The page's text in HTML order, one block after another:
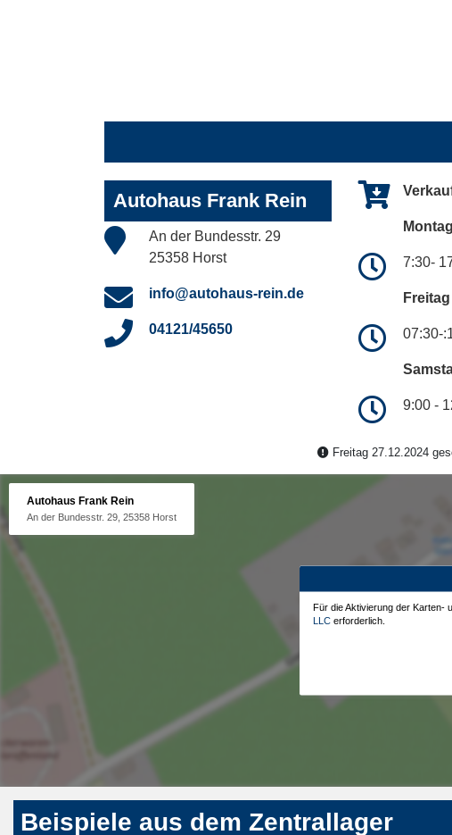
Autohaus Frank Rein
An der Bundesstr. 29
25358 Horst
info@autohaus-rein.de
04121/45650
7:30-
Freitag
07:30-
9:00 -
Freitag 27.12.2024
Autohaus Frank Rein
An der Bundesstr. 29, 25358 Horst
Für die Aktivierung der Karten-
LLC erforderlich.
Beispiele aus dem Zentrallager